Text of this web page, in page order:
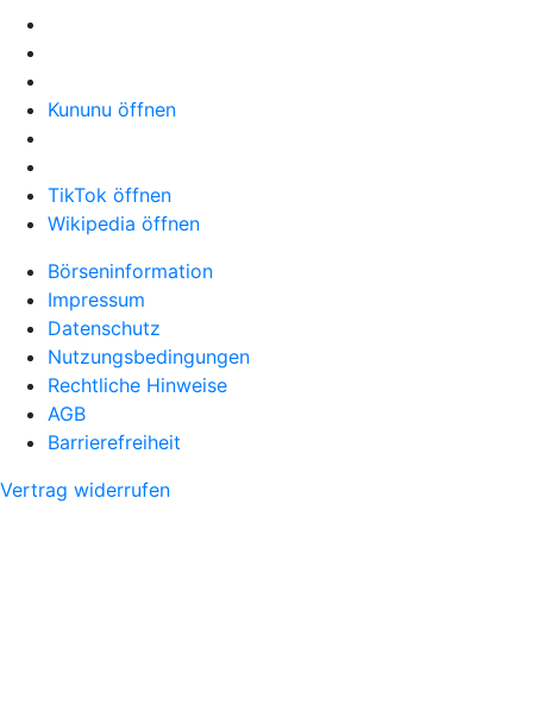
Kununu öffnen
TikTok öffnen
Wikipedia öffnen
Börseninformation
Impressum
Datenschutz
Nutzungsbedingungen
Rechtliche Hinweise
AGB
Barrierefreiheit
Vertrag widerrufen